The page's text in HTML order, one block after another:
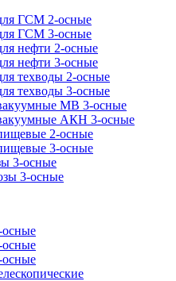
ГСМ 2-осные
ГСМ 3-осные
нефти 2-осные
нефти 3-осные
техводы 2-осные
техводы 3-осные
МВ 3-осные
АКН 3-осные
2-осные
3-осные
3-осные
3-осные